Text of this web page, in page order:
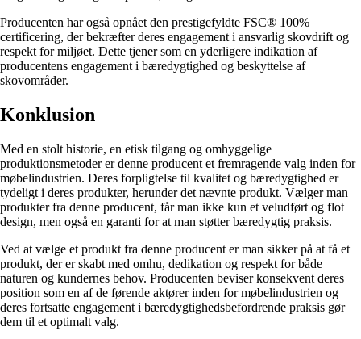
Producenten har også opnået den prestigefyldte FSC® 100%
certificering, der bekræfter deres engagement i ansvarlig skovdrift og
respekt for miljøet. Dette tjener som en yderligere indikation af
producentens engagement i bæredygtighed og beskyttelse af
skovområder.
Konklusion
Med en stolt historie, en etisk tilgang og omhyggelige
produktionsmetoder er denne producent et fremragende valg inden for
møbelindustrien. Deres forpligtelse til kvalitet og bæredygtighed er
tydeligt i deres produkter, herunder det nævnte produkt. Vælger man
produkter fra denne producent, får man ikke kun et veludført og flot
design, men også en garanti for at man støtter bæredygtig praksis.
Ved at vælge et produkt fra denne producent er man sikker på at få et
produkt, der er skabt med omhu, dedikation og respekt for både
naturen og kundernes behov. Producenten beviser konsekvent deres
position som en af de førende aktører inden for møbelindustrien og
deres fortsatte engagement i bæredygtighedsbefordrende praksis gør
dem til et optimalt valg.